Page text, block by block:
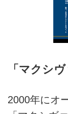
「マクシ
2000年にオ